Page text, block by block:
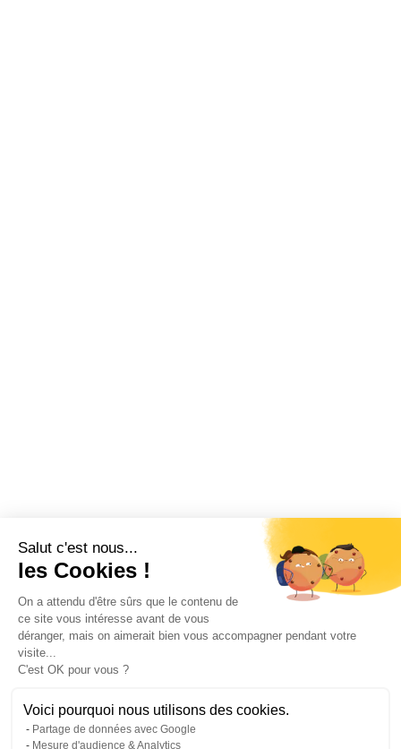
Salut c'est nous...
les Cookies !
On a attendu d'être sûrs que le contenu de
ce site vous intéresse avant de vous
déranger, mais on aimerait bien vous accompagner pendant votre
visite...
C'est OK pour vous ?
Voici pourquoi nous utilisons des cookies.
Partage de données avec Google
Mesure d'audience & Analytics